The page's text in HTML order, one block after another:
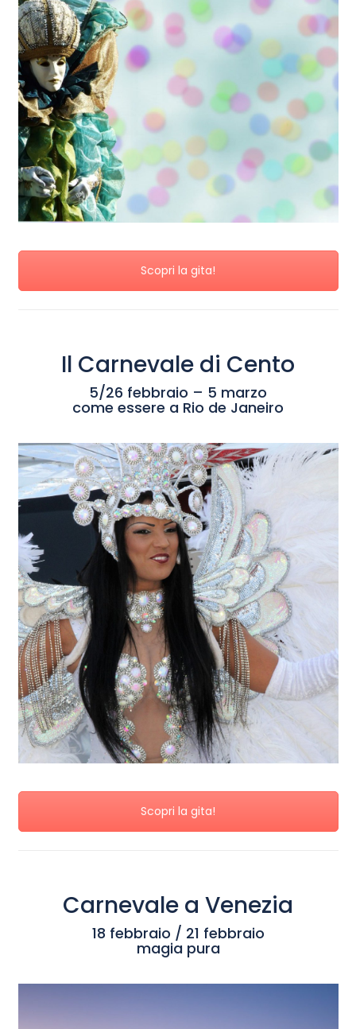
Scopri la gita!
Il Carnevale di Cento
5/26 febbraio – 5 marzo
come essere a Rio de Janeiro
Scopri la gita!
Carnevale a Venezia
18 febbraio / 21 febbraio
magia pura